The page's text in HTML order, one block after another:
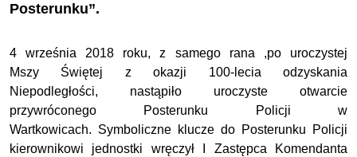
Posterunku”.
4 września 2018 roku, z samego rana ,po uroczystej
Mszy Świętej z okazji 100-lecia odzyskania
Niepodległości, nastąpiło uroczyste otwarcie
przywróconego Posterunku Policji w
Wartkowicach. Symboliczne klucze do Posterunku Policji
kierownikowi jednostki wręczył I Zastępca Komendanta